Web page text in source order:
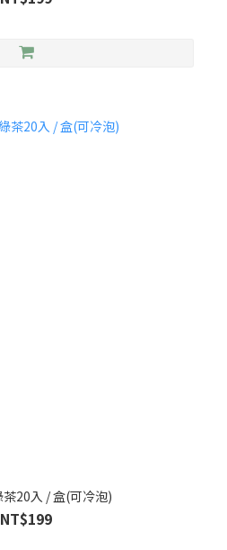
有機經典綠茶20入 / 盒(可冷泡)
NT$199